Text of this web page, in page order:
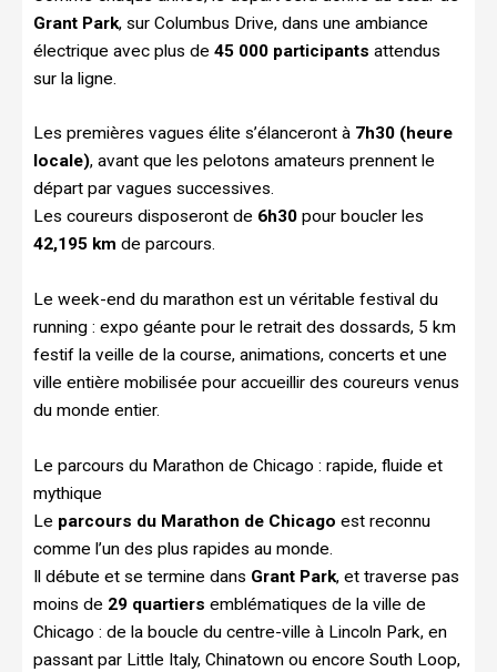
Grant Park, sur Columbus Drive, dans une ambiance
électrique avec plus de 45 000 participants attendus
sur la ligne.
Les premières vagues élite s’élanceront à 7h30 (heure
locale), avant que les pelotons amateurs prennent le
départ par vagues successives.
Les coureurs disposeront de 6h30 pour boucler les
42,195 km de parcours.
Le week-end du marathon est un véritable festival du
running : expo géante pour le retrait des dossards, 5 km
festif la veille de la course, animations, concerts et une
ville entière mobilisée pour accueillir des coureurs venus
du monde entier.
Le parcours du Marathon de Chicago : rapide, fluide et
mythique
Le parcours du Marathon de Chicago est reconnu
comme l’un des plus rapides au monde.
Il débute et se termine dans Grant Park, et traverse pas
moins de 29 quartiers emblématiques de la ville de
Chicago : de la boucle du centre-ville à Lincoln Park, en
passant par Little Italy, Chinatown ou encore South Loop,